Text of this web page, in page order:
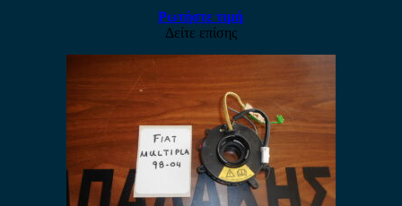
Ρωτήστε τιμή
Δείτε επίσης